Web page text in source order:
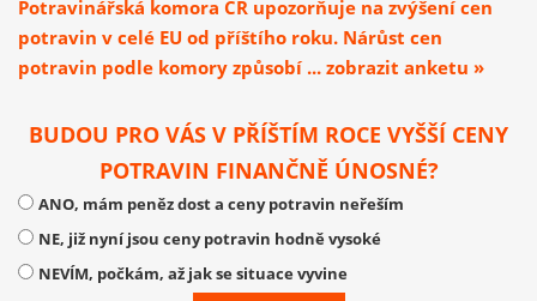
Potravinářská komora ČR upozorňuje na zvýšení cen
potravin v celé EU od příštího roku. Nárůst cen
potravin podle komory způsobí ... zobrazit anketu »
BUDOU PRO VÁS V PŘÍŠTÍM ROCE VYŠŠÍ CENY
POTRAVIN FINANČNĚ ÚNOSNÉ?
ANO, mám peněz dost a ceny potravin neřeším
NE, již nyní jsou ceny potravin hodně vysoké
NEVÍM, počkám, až jak se situace vyvine